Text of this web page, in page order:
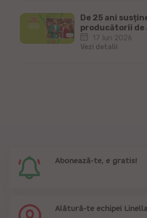
De 25 ani
producătorii de
17 Iun 2026
Vezi detalii
Abonează-te, e gratis!
Alătură-te echipei